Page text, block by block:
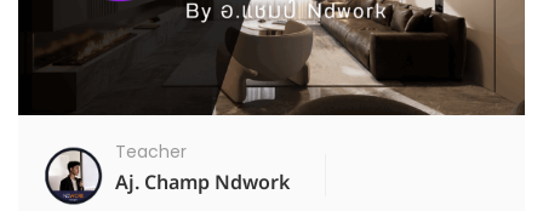
Teacher
Aj. Champ Ndwork